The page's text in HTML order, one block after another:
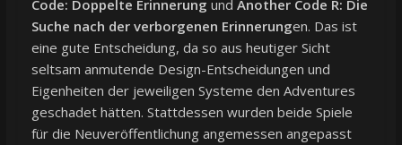
Code: Doppelte Erinnerung und Another Code R: Die
Suche nach der verborgenen Erinnerungen. Das ist
eine gute Entscheidung, da so aus heutiger Sicht
seltsam anmutende Design-Entscheidungen und
Eigenheiten der jeweiligen Systeme den Adventures
geschadet hätten. Stattdessen wurden beide Spiele
für die Neuveröffentlichung angemessen angepasst